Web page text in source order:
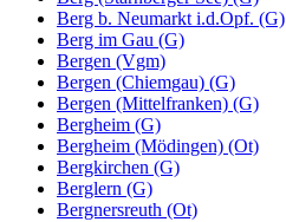
Berg b. Neumarkt i.d.Opf. (G)
Berg im Gau (G)
Bergen (Vgm)
Bergen (Chiemgau) (G)
Bergen (Mittelfranken) (G)
Bergheim (G)
Bergheim (Mödingen) (Ot)
Bergkirchen (G)
Berglern (G)
Bergnersreuth (Ot)